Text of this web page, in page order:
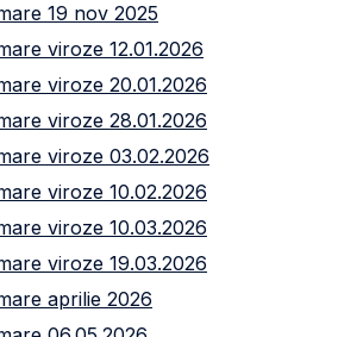
19 nov 2025
viroze 12.01.2026
viroze 20.01.2026
viroze 28.01.2026
viroze 03.02.2026
viroze 10.02.2026
viroze 10.03.2026
viroze 19.03.2026
aprilie 2026